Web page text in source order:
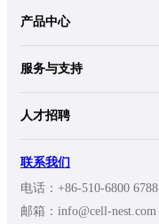
产品中心
服务与支持
人才招聘
联系我们
电话：+86-510-6800 6788
邮箱：info@cell-nest.com